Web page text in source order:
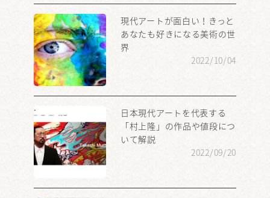
現代アートが面白い！きっと
あなたも好きになる美術の世
界
2022/10/04
日本現代アートを代表する
「村上隆」の作品や値段につ
いて解説
2022/09/20